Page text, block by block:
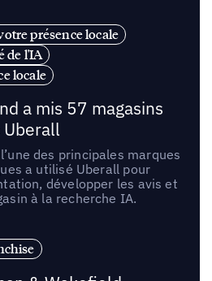
présence locale
de l'IA
locale
a mis 57 magasins
Uberall
des principales marques
a utilisé Uberall pour
développer les avis et
à la recherche IA.